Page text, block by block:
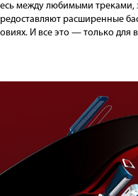
между любимыми
расширенные
И все это — только для